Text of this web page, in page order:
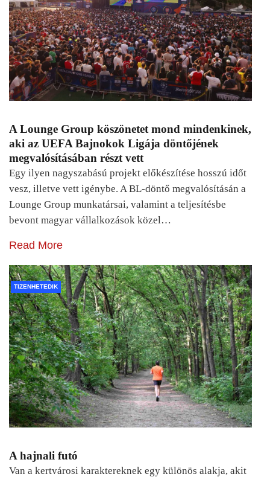
A Lounge Group köszönetet mond mindenkinek,
aki az UEFA Bajnokok Ligája döntőjének
megvalósításában részt vett
Egy ilyen nagyszabású projekt előkészítése hosszú időt
vesz, illetve vett igénybe. A BL-döntő megvalósításán a
Lounge Group munkatársai, valamint a teljesítésbe
bevont magyar vállalkozások közel…
Read More
TIZENHETEDIK
A hajnali futó
Van a kertvárosi karaktereknek egy különös alakja, akit